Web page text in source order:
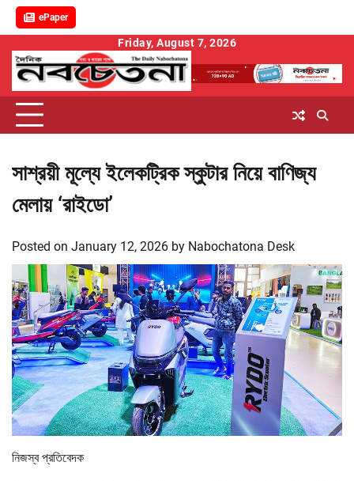
ePaper
content
Friday, August 7, 2026
সাশ্রয়ী মূল্যে ইলেকট্রিক স্কুটার নিয়ে বাণিজ্য
মেলায় ‘রাইডো’
Posted on January 12, 2026 by Nabochatona Desk
নিজস্ব প্রতিবেদক